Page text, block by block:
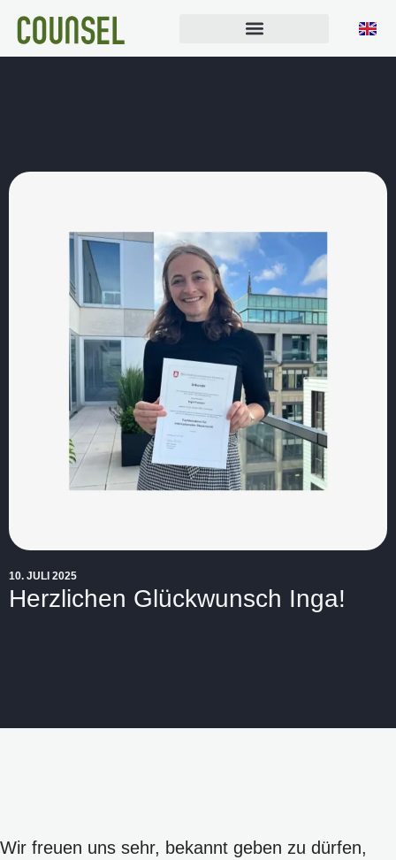
10. JULI 2025
Herz­li­chen Glück­wunsch Inga!
Wir freuen uns sehr, bekannt geben zu dürfen,